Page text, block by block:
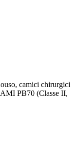
camici chirurgici
PB70 (Classe II,